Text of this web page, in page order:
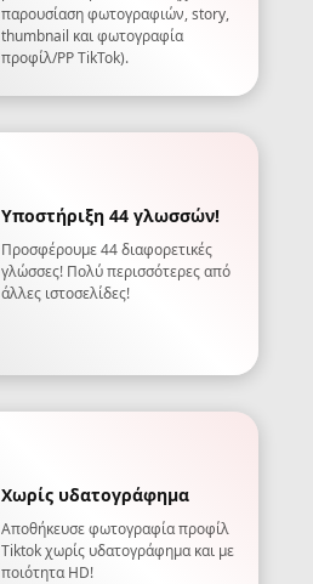
παρουσίαση φωτογραφιών, story,
thumbnail και φωτογραφία
προφίλ/PP TikTok).
Υποστήριξη 44 γλωσσών!
Προσφέρουμε 44 διαφορετικές
γλώσσες! Πολύ περισσότερες από
άλλες ιστοσελίδες!
Χωρίς υδατογράφημα
Αποθήκευσε φωτογραφία προφίλ
Tiktok χωρίς υδατογράφημα και με
ποιότητα HD!